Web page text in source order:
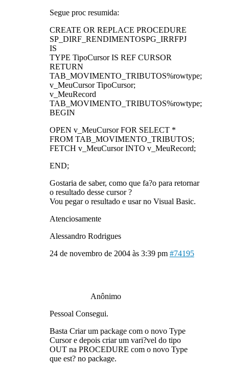
Segue proc resumida:
CREATE OR REPLACE PROCEDURE
SP_DIRF_RENDIMENTOSPG_IRRFPJ
IS
TYPE TipoCursor IS REF CURSOR
RETURN
TAB_MOVIMENTO_TRIBUTOS%rowtype;
v_MeuCursor TipoCursor;
v_MeuRecord
TAB_MOVIMENTO_TRIBUTOS%rowtype;
BEGIN
OPEN v_MeuCursor FOR SELECT *
FROM TAB_MOVIMENTO_TRIBUTOS;
FETCH v_MeuCursor INTO v_MeuRecord;
END;
Gostaria de saber, como que fa?o para retornar
o resultado desse cursor ?
Vou pegar o resultado e usar no Visual Basic.
Atenciosamente
Alessandro Rodrigues
24 de novembro de 2004 às 3:39 pm #74195
Anônimo
Pessoal Consegui.
Basta Criar um package com o novo Type
Cursor e depois criar um vari?vel do tipo
OUT na PROCEDURE com o novo Type
que est? no package.